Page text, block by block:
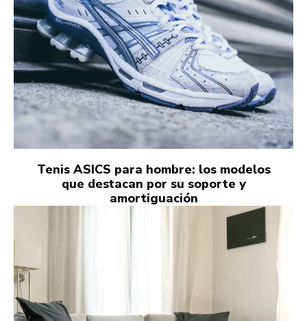
Tenis ASICS para hombre: los modelos
que destacan por su soporte y
amortiguación